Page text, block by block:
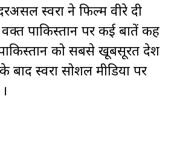
स्वरा ने फिल्म वीरे दी
पाकिस्तान पर कई बातें कह
पाकिस्तान को सबसे खूबसूरत देश
बाद स्वरा सोशल मीडिया पर